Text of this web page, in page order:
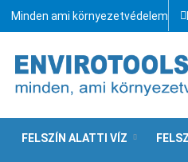
Minden ami környezetvédelem
FELSZÍN ALATTI VÍZ